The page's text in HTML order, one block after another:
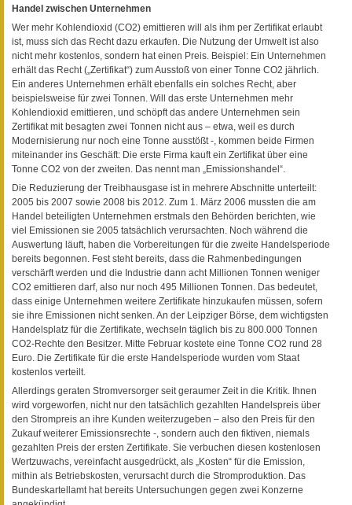
Handel zwischen Unternehmen
Wer mehr Kohlendioxid (CO2) emittieren will als ihm per Zertifikat erlaubt
ist, muss sich das Recht dazu erkaufen. Die Nutzung der Umwelt ist also
nicht mehr kostenlos, sondern hat einen Preis. Beispiel: Ein Unternehmen
erhält das Recht („Zertifikat“) zum Ausstoß von einer Tonne CO2 jährlich.
Ein anderes Unternehmen erhält ebenfalls ein solches Recht, aber
beispielsweise für zwei Tonnen. Will das erste Unternehmen mehr
Kohlendioxid emittieren, und schöpft das andere Unternehmen sein
Zertifikat mit besagten zwei Tonnen nicht aus – etwa, weil es durch
Modernisierung nur noch eine Tonne ausstößt -, kommen beide Firmen
miteinander ins Geschäft: Die erste Firma kauft ein Zertifikat über eine
Tonne CO2 von der zweiten. Das nennt man „Emissionshandel“.
Die Reduzierung der Treibhausgase ist in mehrere Abschnitte unterteilt:
2005 bis 2007 sowie 2008 bis 2012. Zum 1. März 2006 mussten die am
Handel beteiligten Unternehmen erstmals den Behörden berichten, wie
viel Emissionen sie 2005 tatsächlich verursachten. Noch während die
Auswertung läuft, haben die Vorbereitungen für die zweite Handelsperiode
bereits begonnen. Fest steht bereits, dass die Rahmenbedingungen
verschärft werden und die Industrie dann acht Millionen Tonnen weniger
CO2 emittieren darf, also nur noch 495 Millionen Tonnen. Das bedeutet,
dass einige Unternehmen weitere Zertifikate hinzukaufen müssen, sofern
sie ihre Emissionen nicht senken. An der Leipziger Börse, dem wichtigsten
Handelsplatz für die Zertifikate, wechseln täglich bis zu 800.000 Tonnen
CO2-Rechte den Besitzer. Mitte Februar kostete eine Tonne CO2 rund 28
Euro. Die Zertifikate für die erste Handelsperiode wurden vom Staat
kostenlos verteilt.
Allerdings geraten Stromversorger seit geraumer Zeit in die Kritik. Ihnen
wird vorgeworfen, nicht nur den tatsächlich gezahlten Handelspreis über
den Strompreis an ihre Kunden weiterzugeben – also den Preis für den
Zukauf weiterer Emissionsrechte -, sondern auch den fiktiven, niemals
gezahlten Preis der ersten Zertifikate. Sie verbuchen diesen kostenlosen
Wertzuwachs, vereinfacht ausgedrückt, als „Kosten“ für die Emission,
mithin als Betriebskosten, verursacht durch die Stromproduktion. Das
Bundeskartellamt hat bereits Untersuchungen gegen zwei Konzerne